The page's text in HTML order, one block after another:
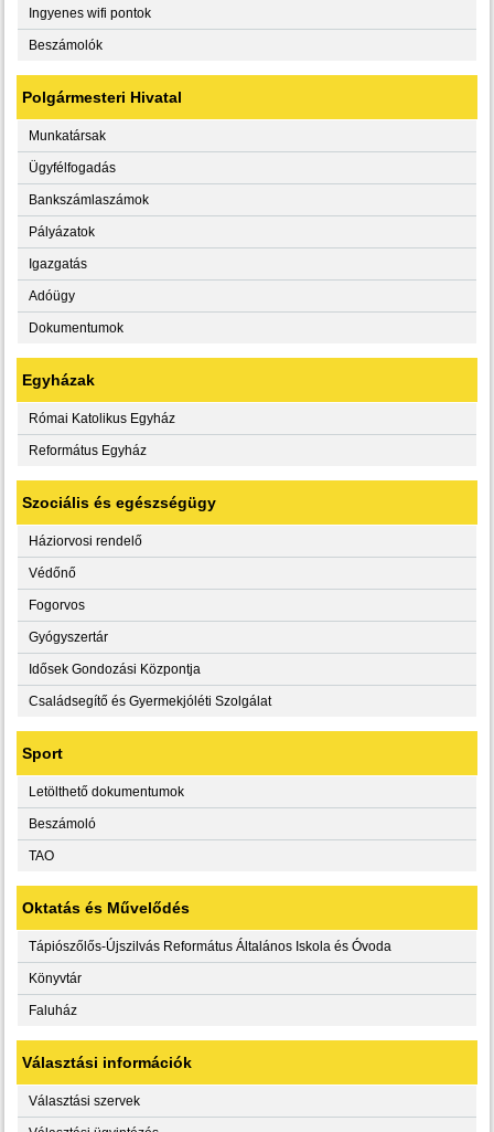
Ingyenes wifi pontok
Beszámolók
Polgármesteri Hivatal
Munkatársak
Ügyfélfogadás
Bankszámlaszámok
Pályázatok
Igazgatás
Adóügy
Dokumentumok
Egyházak
Római Katolikus Egyház
Református Egyház
Szociális és egészségügy
Háziorvosi rendelő
Védőnő
Fogorvos
Gyógyszertár
Idősek Gondozási Központja
Családsegítő és Gyermekjóléti Szolgálat
Sport
Letölthető dokumentumok
Beszámoló
TAO
Oktatás és Művelődés
Tápiószőlős-Újszilvás Református Általános Iskola és Óvoda
Könyvtár
Faluház
Választási információk
Választási szervek